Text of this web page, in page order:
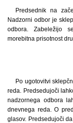
Predsednik na
Nadzorni odbor je
odbora. Zabeležijo
morebitna prisotnost
Po ugotovitvi
reda. Predsedujoči
nadzornega odbora
dnevnega reda. O
glasov. Predsedujoči